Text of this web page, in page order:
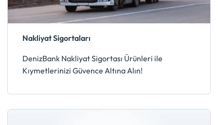
Nakliyat Sigortaları
DenizBank Nakliyat Sigortası Ürünleri ile
Kıymetlerinizi Güvence Altına Alın!